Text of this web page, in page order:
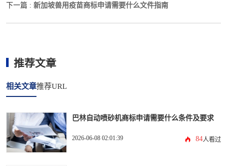
下一篇 : 新加坡兽用疫苗商标申请需要什么文件指南
推荐文章
相关文章推荐URL
巴林自动喷砂机商标申请需要什么条件及要求
2026-06-08 02:01:39 84人看过